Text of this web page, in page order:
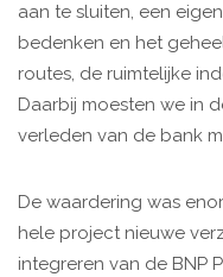
aan te sluiten, een
bedenken en het
routes, de ruimtelijke
Daarbij moesten we in
verleden van de bank
De waardering was
hele project nieuwe
integreren van de BNP